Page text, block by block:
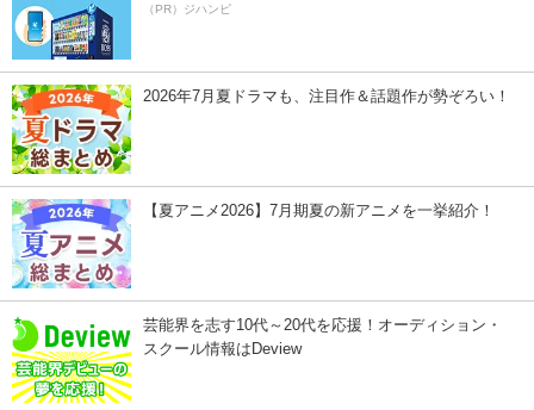
（PR）ジハンピ
2026年7月夏ドラマも、注目作＆話題作が勢ぞろい！
【夏アニメ2026】7月期夏の新アニメを一挙紹介！
芸能界を志す10代～20代を応援！オーディション・
スクール情報はDeview